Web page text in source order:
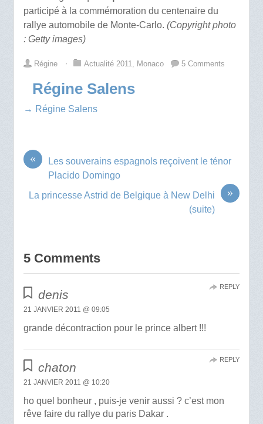
participé à la commémoration du centenaire du
rallye automobile de Monte-Carlo. (Copyright photo
: Getty images)
Régine ⋅ Actualité 2011, Monaco 5 Comments
Régine Salens
→ Régine Salens
«
Les souverains espagnols reçoivent le ténor
Placido Domingo
»
La princesse Astrid de Belgique à New Delhi
(suite)
5 Comments
denis
21 JANVIER 2011 @ 09:05
grande décontraction pour le prince albert !!!
REPLY
chaton
21 JANVIER 2011 @ 10:20
ho quel bonheur , puis-je venir aussi ? c’est mon
rêve faire du rallye du paris Dakar .
REPLY